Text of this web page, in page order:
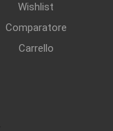
Wishlist
Comparatore
Carrello